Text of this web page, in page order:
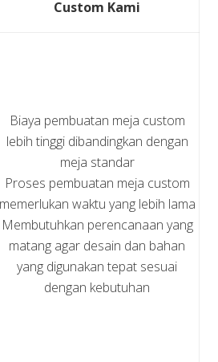
Custom Kami
Biaya pembuatan meja custom
lebih tinggi dibandingkan dengan
meja standar
Proses pembuatan meja custom
memerlukan waktu yang lebih lama
Membutuhkan perencanaan yang
matang agar desain dan bahan
yang digunakan tepat sesuai
dengan kebutuhan